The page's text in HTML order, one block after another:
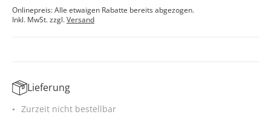
Onlinepreis: Alle etwaigen Rabatte bereits abgezogen.
Inkl. MwSt. zzgl.Versand
Lieferung
Zurzeit nicht bestellbar